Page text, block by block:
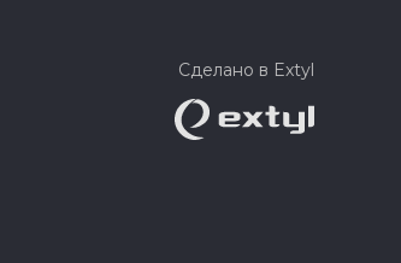
Сделано в Extyl